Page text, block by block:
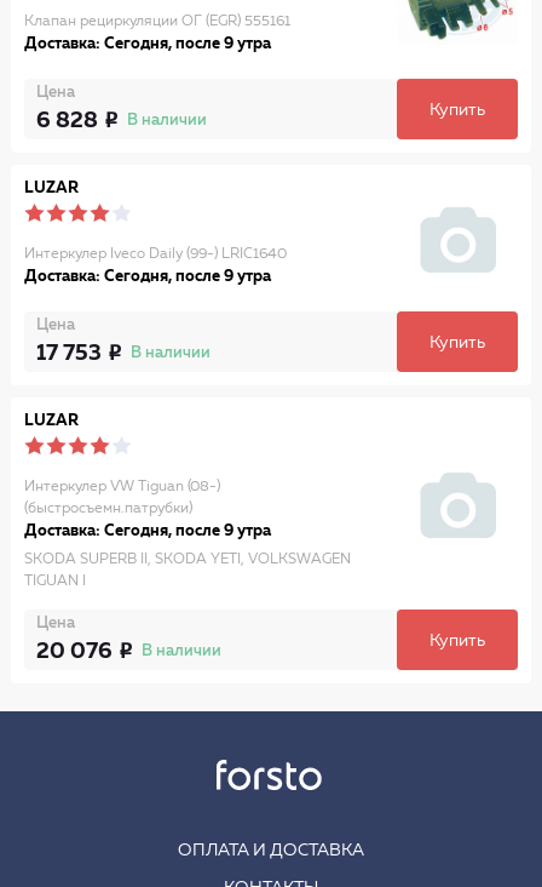
Клапан рециркуляции ОГ (EGR) 555161
Доставка: Сегодня, после 9 утра
Цена
6 828 В наличии
Купить
LUZAR
Интеркулер Iveco Daily (99-) LRIC1640
Доставка: Сегодня, после 9 утра
Цена
17 753 В наличии
Купить
LUZAR
Интеркулер VW Tiguan (08-)
(быстросъемн.патрубки)
Доставка: Сегодня, после 9 утра
SKODA SUPERB II, SKODA YETI, VOLKSWAGEN
TIGUAN I
Цена
20 076 В наличии
Купить
ОПЛАТА И ДОСТАВКА